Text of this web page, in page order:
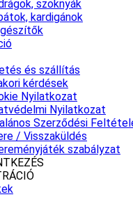
szoknyák
kardigánok
és szállítás
kérdések
Nyilatkozat
Nyilatkozat
Szerződési
/ Visszaküldés
szabályzat